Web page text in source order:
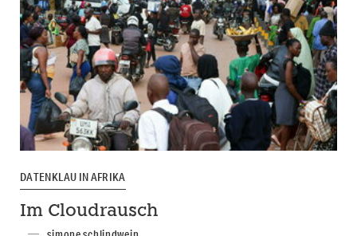
DATENKLAU IN AFRIKA
Im Cloudrausch